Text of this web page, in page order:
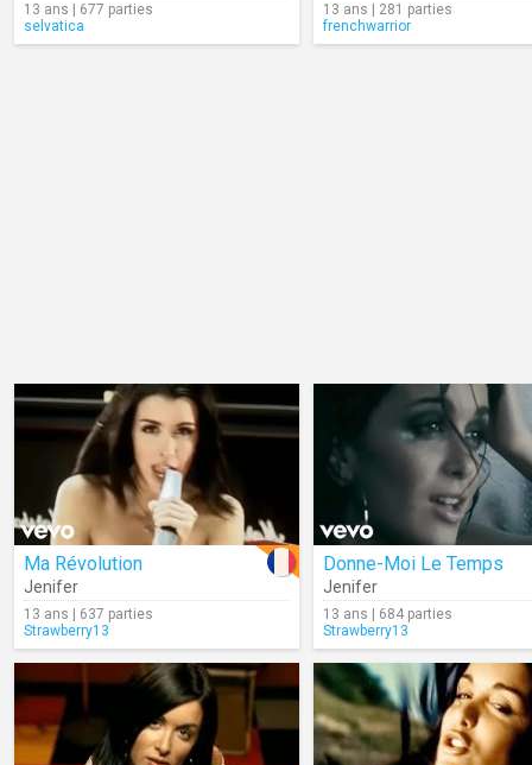
13 ans | 677 parties
selvatica
13 ans | 281 parties
frenchwarrior
Ma Révolution
Jenifer
13 ans | 637 parties
Strawberry13
Donne-Moi Le Temps
Jenifer
13 ans | 684 parties
Strawberry13